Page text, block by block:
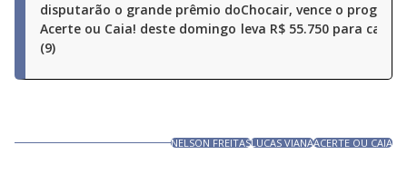
disputarão o grande prêmio do
Acerte ou Caia! deste domingo
(9)
Chocair, vence o
leva R$ 55.750 para casa
NELSON FREITASLUCAS VIANAACERTE OU CAIA